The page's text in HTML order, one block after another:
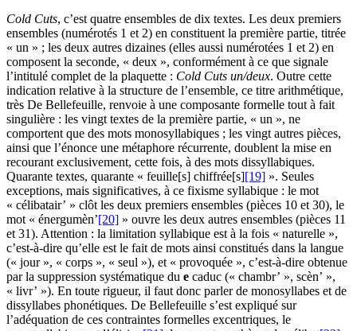
Cold Cuts, c’est quatre ensembles de dix textes. Les deux premiers
ensembles (numérotés 1 et 2) en constituent la première partie, titrée
« un » ; les deux autres dizaines (elles aussi numérotées 1 et 2) en
composent la seconde, « deux », conformément à ce que signale
l’intitulé complet de la plaquette : Cold Cuts un/deux. Outre cette
indication relative à la structure de l’ensemble, ce titre arithmétique,
très De Bellefeuille, renvoie à une composante formelle tout à fait
singulière : les vingt textes de la première partie, « un », ne
comportent que des mots monosyllabiques ; les vingt autres pièces,
ainsi que l’énonce une métaphore récurrente, doublent la mise en
recourant exclusivement, cette fois, à des mots dissyllabiques.
Quarante textes, quarante « feuille[s] chiffrée[s][19] ». Seules
exceptions, mais significatives, à ce fixisme syllabique : le mot
« célibatair’ » clôt les deux premiers ensembles (pièces 10 et 30), le
mot « énergumèn’[20] » ouvre les deux autres ensembles (pièces 11
et 31). Attention : la limitation syllabique est à la fois « naturelle »,
c’est-à-dire qu’elle est le fait de mots ainsi constitués dans la langue
(« jour », « corps », « seul »), et « provoquée », c’est-à-dire obtenue
par la suppression systématique du e caduc (« chambr’ », scèn’ »,
« livr’ »). En toute rigueur, il faut donc parler de monosyllabes et de
dissyllabes phonétiques. De Bellefeuille s’est expliqué sur
l’adéquation de ces contraintes formelles excentriques, le